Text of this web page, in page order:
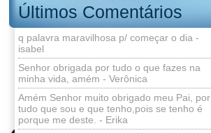
Últimos Comentários
q palavra maravilhosa p/ começar o dia -
isabel
Senhor obrigada por tudo o que fazes na
minha vida, amém - Verônica
Amém Senhor muito obrigado meu Pai, por
tudo que sou e que tenho,pois se tenho é
porque me deste. - Erika